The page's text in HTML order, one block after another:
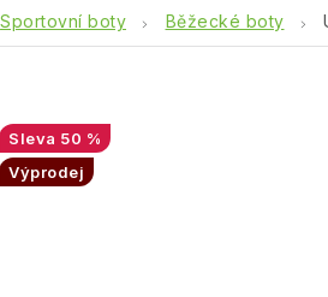
Sportovní boty Běžecké boty
50 %
Výprodej